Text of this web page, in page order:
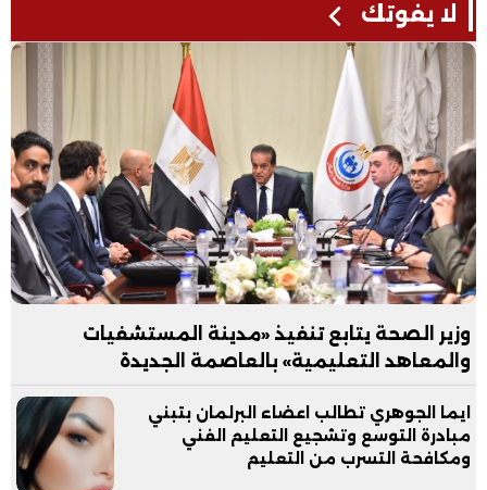
لا يفوتك
وزير الصحة يتابع تنفيذ «مدينة المستشفيات
والمعاهد التعليمية» بالعاصمة الجديدة
ايما الجوهري تطالب اعضاء البرلمان بتبني
مبادرة التوسع وتشجيع التعليم الفني
ومكافحة التسرب من التعليم